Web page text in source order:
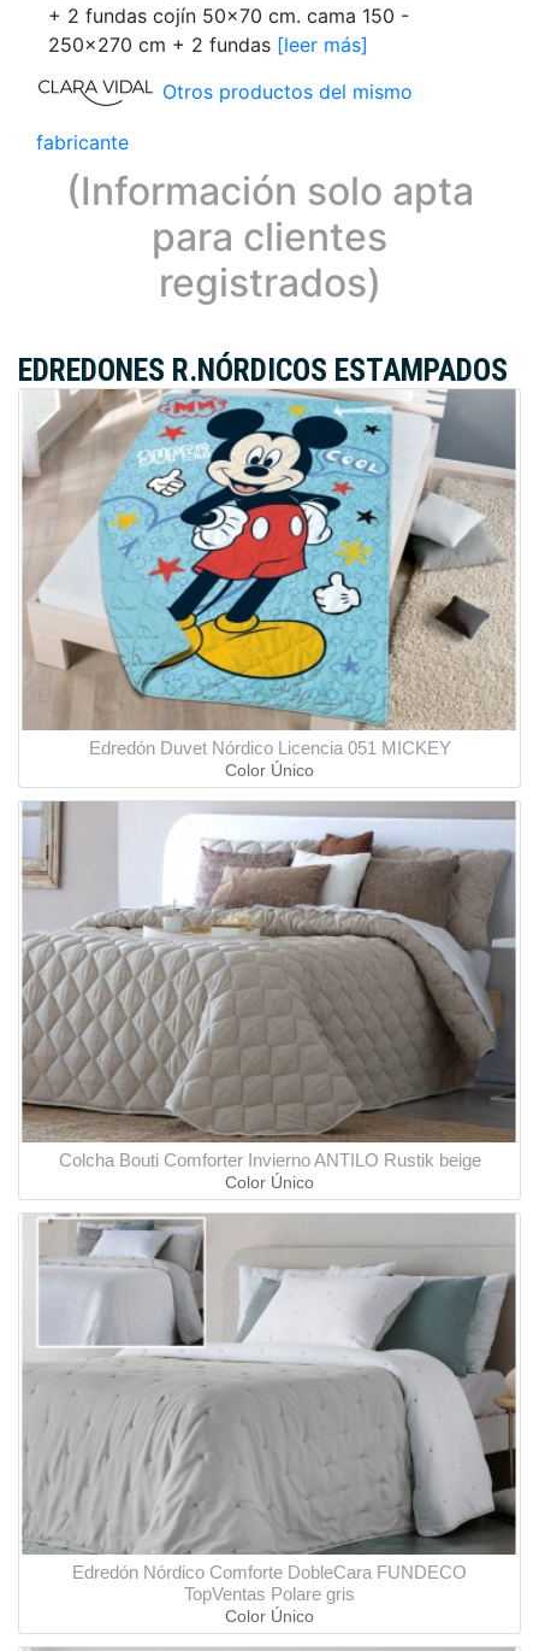
+ 2 fundas cojín 50x70 cm. cama 150 -
250x270 cm + 2 fundas [leer más]
Otros productos del mismo
fabricante
(Información solo apta
para clientes
registrados)
EDREDONES R.NÓRDICOS ESTAMPADOS
Edredón Duvet Nórdico Licencia 051 MICKEY
Color Único
Colcha Bouti Comforter Invierno ANTILO Rustik beige
Color Único
Edredón Nórdico Comforte DobleCara FUNDECO
TopVentas Polare gris
Color Único